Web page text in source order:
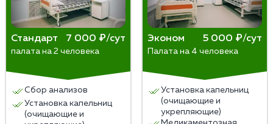
правам – главные принципы медицинской этики в
таких ситуациях. Решение о принудительном
лечении всегда должно опираться на научные
данные, юридические нормы и уважение к личности
пациента.
Стандарт 7 000 ₽/сут
палата на 2 человека
Сбор анализов
Установка капельниц
(очищающие и
Эконом 5 000 ₽/сут
Палата на 4 человека
Установка капельниц
(очищающие и
укрепляющие)